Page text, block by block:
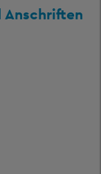
Anschriften